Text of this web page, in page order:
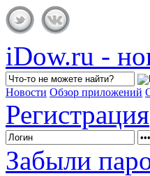
iDow.ru -
Новости Обзор приложений
Регистрация
Забыли